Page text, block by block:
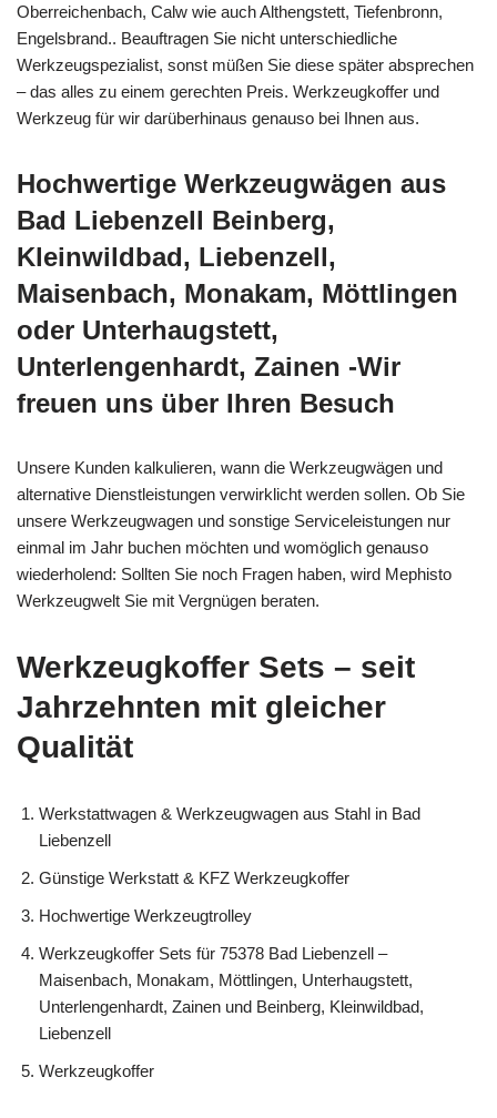
Oberreichenbach, Calw wie auch Althengstett, Tiefenbronn,
Engelsbrand.. Beauftragen Sie nicht unterschiedliche
Werkzeugspezialist, sonst müßen Sie diese später absprechen
– das alles zu einem gerechten Preis. Werkzeugkoffer und
Werkzeug für wir darüberhinaus genauso bei Ihnen aus.
Hochwertige Werkzeugwägen aus
Bad Liebenzell Beinberg,
Kleinwildbad, Liebenzell,
Maisenbach, Monakam, Möttlingen
oder Unterhaugstett,
Unterlengenhardt, Zainen -Wir
freuen uns über Ihren Besuch
Unsere Kunden kalkulieren, wann die Werkzeugwägen und
alternative Dienstleistungen verwirklicht werden sollen. Ob Sie
unsere Werkzeugwagen und sonstige Serviceleistungen nur
einmal im Jahr buchen möchten und womöglich genauso
wiederholend: Sollten Sie noch Fragen haben, wird Mephisto
Werkzeugwelt Sie mit Vergnügen beraten.
Werkzeugkoffer Sets – seit
Jahrzehnten mit gleicher
Qualität
Werkstattwagen & Werkzeugwagen aus Stahl in Bad
Liebenzell
Günstige Werkstatt & KFZ Werkzeugkoffer
Hochwertige Werkzeugtrolley
Werkzeugkoffer Sets für 75378 Bad Liebenzell –
Maisenbach, Monakam, Möttlingen, Unterhaugstett,
Unterlengenhardt, Zainen und Beinberg, Kleinwildbad,
Liebenzell
Werkzeugkoffer